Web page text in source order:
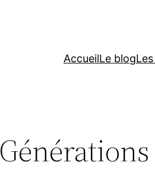
AccueilLe blog
Générations